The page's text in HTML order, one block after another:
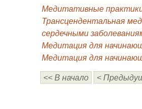
Медитативные
Трансцендентальная
сердечными
Медитация для
Медитация для
<< В начало <